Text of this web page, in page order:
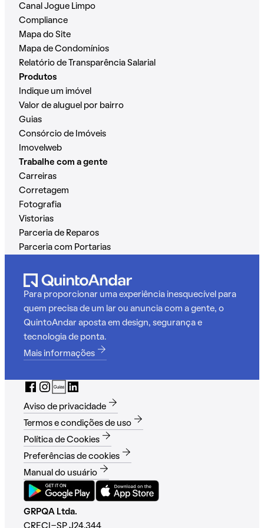
Canal Jogue Limpo
Compliance
Mapa do Site
Mapa de Condomínios
Relatório de Transparência Salarial
Produtos
Indique um imóvel
Valor de aluguel por bairro
Guias
Consórcio de Imóveis
Imovelweb
Trabalhe com a gente
Carreiras
Corretagem
Fotografia
Vistorias
Parceria de Reparos
Parceria com Portarias
Para proporcionar uma experiência inesquecível para
quem precisa de um lar ou anuncia com a gente, o
QuintoAndar aposta em design, segurança e
tecnologia de ponta.
Mais informações
Aviso de privacidade
Termos e condições de uso
Política de Cookies
Preferências de cookies
Manual do usuário
GRPQA Ltda.